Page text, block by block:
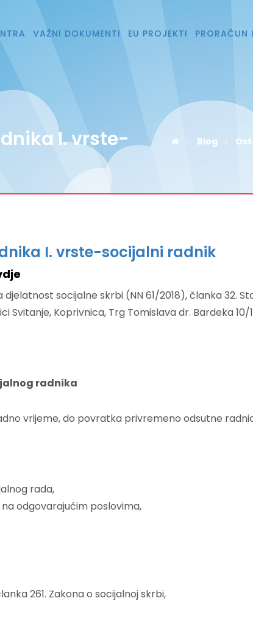
VAŽNI DOKUMENTI EU PROJEKTI PRORAČUN
I. vrste-
Blog
I. vrste-socijalni radnik
socijalne skrbi (NN 61/2018), članka 32.
Svitanje, Koprivnica, Trg Tomislava dr. Bardeka 10/
radnika
vrijeme, do povratka privremeno odsutne
rada,
odgovarajućim poslovima,
261. Zakona o socijalnoj skrbi,